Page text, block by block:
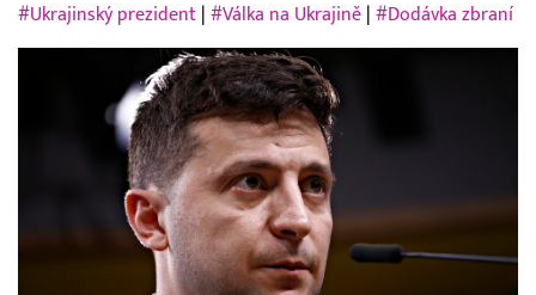
#Ukrajinský prezident #Válka na Ukrajině #Dodávka zbraní